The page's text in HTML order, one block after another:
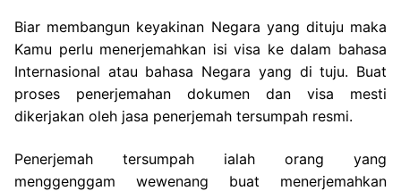
Biar membangun keyakinan Negara yang dituju maka
Kamu perlu menerjemahkan isi visa ke dalam bahasa
Internasional atau bahasa Negara yang di tuju. Buat
proses penerjemahan dokumen dan visa mesti
dikerjakan oleh jasa penerjemah tersumpah resmi.
Penerjemah tersumpah ialah orang yang
menggenggam wewenang buat menerjemahkan